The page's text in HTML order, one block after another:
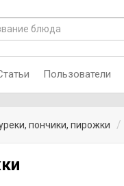
Пользователи
пончики, пирожки